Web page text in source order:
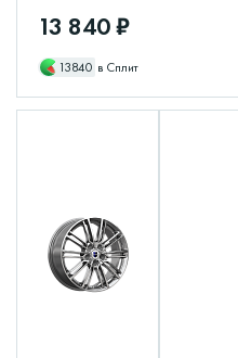
13 840 ₽
13840 в Сплит